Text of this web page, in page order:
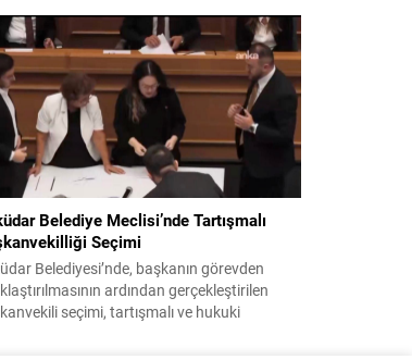
sonrası yayımlanan sekiz maddelik
ülke güvenliği ve bölgesel gelişmelere dair
içermektedir. Yaklaşık 2 saat
süren oturumun sonuç metninde;
mücadele, bölgesel istikrar,...
Belediye Meclisi’nde Tartışmalı
Seçimi
Belediyesi’nde, başkanın görevden
ardından gerçekleştirilen
seçimi, tartışmalı ve hukuki